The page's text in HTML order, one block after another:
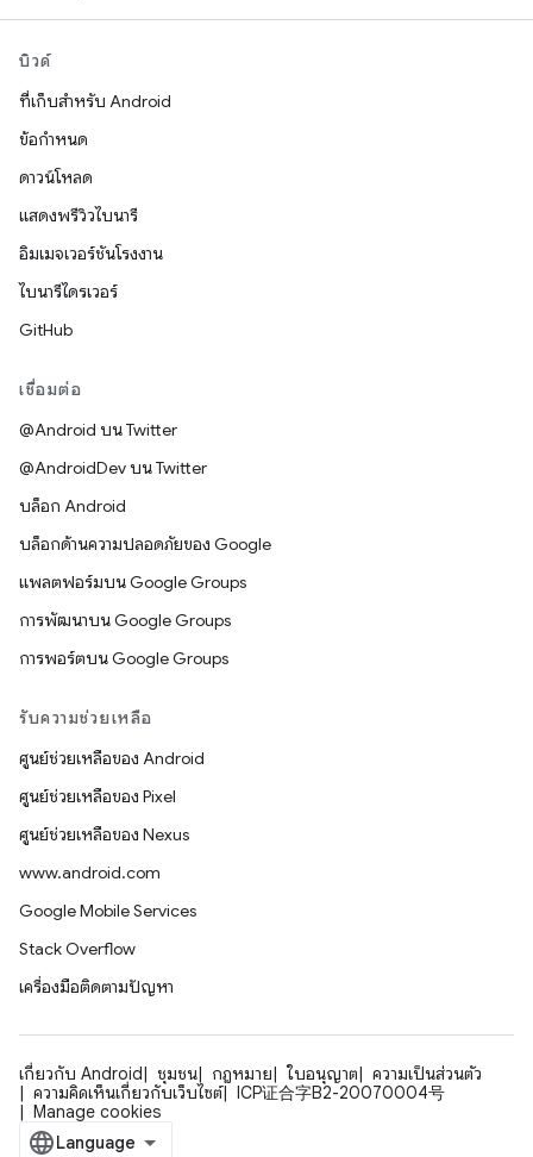
บิวด์
ที่เก็บสำหรับ Android
ข้อกำหนด
ดาวน์โหลด
แสดงพรีวิวไบนารี
อิมเมจเวอร์ชันโรงงาน
ไบนารีไดรเวอร์
GitHub
เชื่อมต่อ
@Android บน Twitter
@AndroidDev บน Twitter
บล็อก Android
บล็อกด้านความปลอดภัยของ Google
แพลตฟอร์มบน Google Groups
การพัฒนาบน Google Groups
การพอร์ตบน Google Groups
รับความช่วยเหลือ
ศูนย์ช่วยเหลือของ Android
ศูนย์ช่วยเหลือของ Pixel
ศูนย์ช่วยเหลือของ Nexus
www.android.com
Google Mobile Services
Stack Overflow
เครื่องมือติดตามปัญหา
เกี่ยวกับ Android ชุมชน กฎหมาย ใบอนุญาต
ความเป็นส่วนตัว
ความคิดเห็นเกี่ยวกับเว็บไซต์
ICP证合字B2-20070004号
Manage cookies